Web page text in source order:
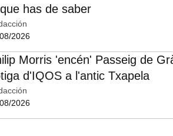
has de saber
2026
Morris 'encén' Passeig de
d'IQOS a l'antic Txapela
2026